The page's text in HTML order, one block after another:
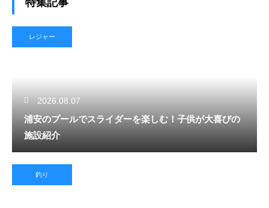
レジャー
2026.08.07
浦安のプールでスライダーを楽しむ！子供が大喜びの
施設紹介
釣り